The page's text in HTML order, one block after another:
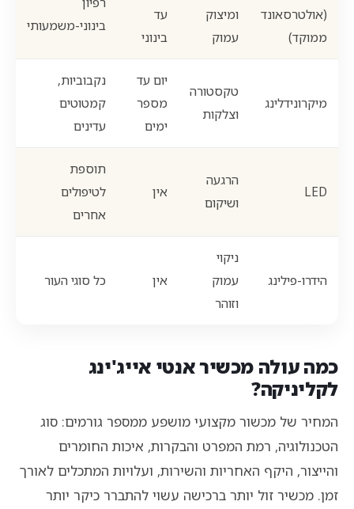
(אולטרסאונד
ממוקד)
ומיצוק
עמוק
עד
בינוני
בינוני-משמעותי
מיקרונידלינג
טקסטורה
וצלקות
יום עד
מספר
ימים
נקבוביות,
קמטוטים
עדינים
LED
הרגעה
ושיקום
אין
תוספת
לטיפולים
אחרים
הידרו-פילינג
ניקוי
עמוק
וזוהר
אין כל סוגי העור
כמה עולה מכשיר אנטי אייג'ינג
לקליניקה?
המחיר של מכשור מקצועי מושפע ממספר גורמים: סוג
הטכנולוגיה, רמת המפרט והבקרות, איכות החומרים
והייצור, היקף האחריות והשירות, ועלויות המתכלים לאורך
זמן. מכשיר זול יותר ברכישה עשוי להתברר כיקר יותר